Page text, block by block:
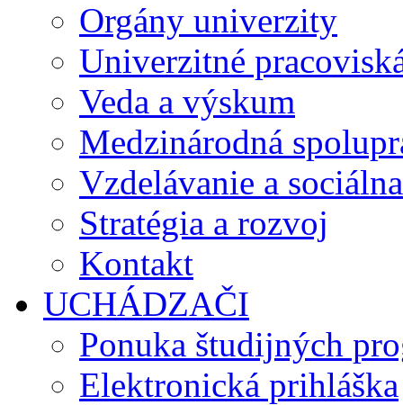
Orgány univerzity
Univerzitné
Veda a výskum
Medzinárodná
Vzdelávanie a
Stratégia a rozvoj
Kontakt
UCHÁDZAČI
Ponuka študijných
Elektronická prihláška